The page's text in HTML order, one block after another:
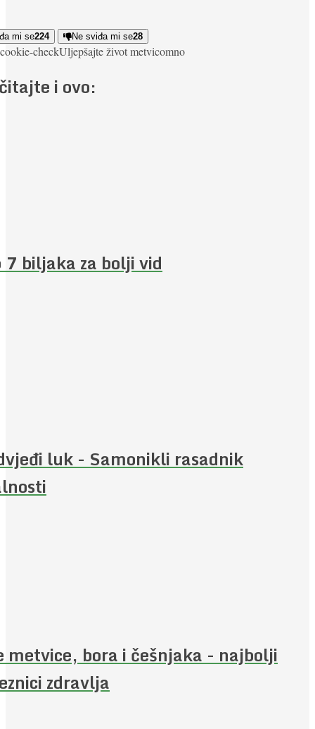
mi se224 Ne sviđa mi se28
cookie-checkUljepšajte život metvicomno
i ovo:
7 biljaka za bolji vid
luk - Samonikli rasadnik
metvice, bora i češnjaka - najbolji
zdravlja